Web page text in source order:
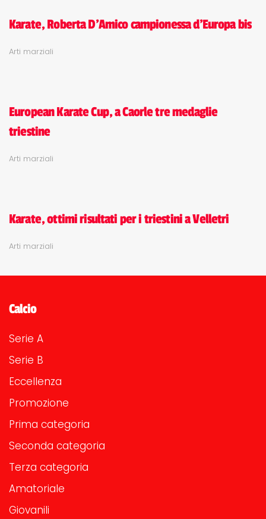
Karate, Roberta D'Amico campionessa d'Europa bis
Arti marziali
European Karate Cup, a Caorle tre medaglie
triestine
Arti marziali
Karate, ottimi risultati per i triestini a Velletri
Arti marziali
Calcio
Serie A
Serie B
Eccellenza
Promozione
Prima categoria
Seconda categoria
Terza categoria
Amatoriale
Giovanili